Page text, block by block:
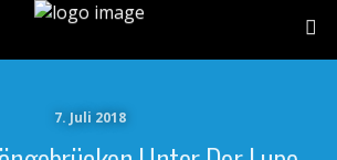
7. Juli 2018